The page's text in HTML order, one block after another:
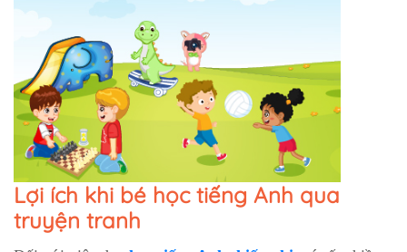
Lợi ích khi bé học tiếng Anh qua
truyện tranh